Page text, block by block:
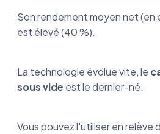
Son rendement moyen net (en
est élevé (40 %).
La technologie évolue vite, le
sous vide est le dernier-né.
Vous pouvez l'utiliser en relève